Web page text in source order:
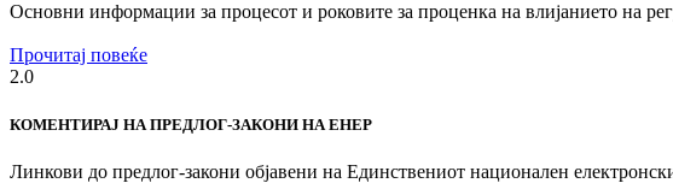
Основни информации за процесот и роковите за проценка на влијанието на
Прочитај повеќе
2.0
КОМЕНТИРАЈ НА ПРЕДЛОГ-ЗАКОНИ НА ЕНЕР
Линкови до предлог-закони објавени на Единствениот национален